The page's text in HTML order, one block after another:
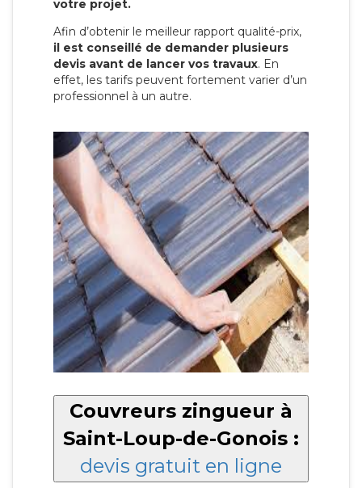
votre projet.
Afin d’obtenir le meilleur rapport qualité-prix,
il est conseillé de demander plusieurs
devis avant de lancer vos travaux. En
effet, les tarifs peuvent fortement varier d’un
professionnel à un autre.
Couvreurs zingueur à
Saint-Loup-de-Gonois :
devis gratuit en ligne